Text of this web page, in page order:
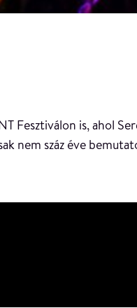
Fesztiválon is, ahol
nem száz éve